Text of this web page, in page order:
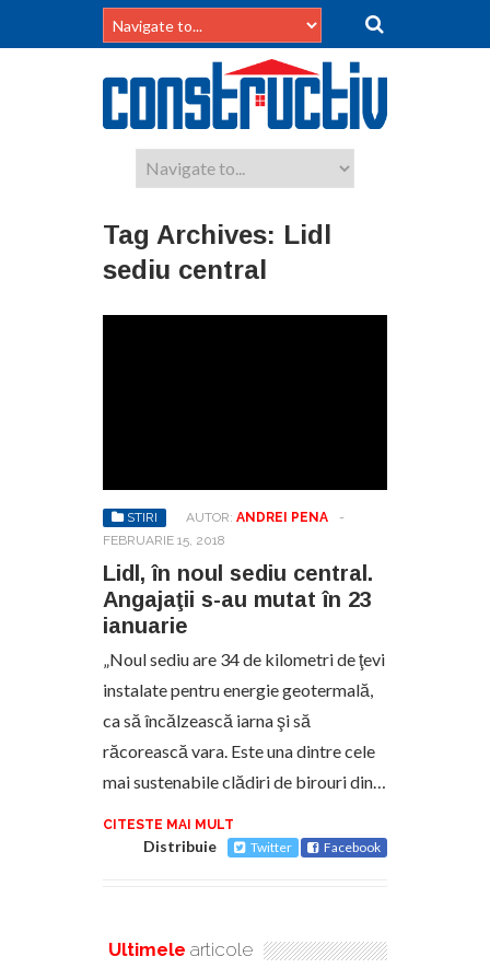
Tag Archives: Lidl
sediu central
STIRI AUTOR: ANDREI PENA
-
FEBRUARIE 15, 2018
Lidl, în noul sediu central.
Angajaţii s-au mutat în 23
ianuarie
„Noul sediu are 34 de kilometri de ţevi
instalate pentru energie geotermală,
ca să încălzească iarna şi să
răcorească vara. Este una dintre cele
mai sustenabile clădiri de birouri din…
CITESTE MAI MULT
Distribuie Twitter Facebook
Ultimele articole